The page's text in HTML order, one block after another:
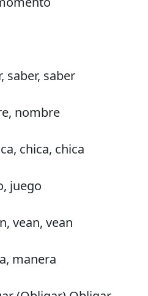
saber, saber
nombre
chica, chica
juego
vean, vean
manera